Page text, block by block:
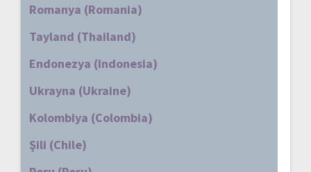
Romanya (Romania)
Tayland (Thailand)
Endonezya (Indonesia)
Ukrayna (Ukraine)
Kolombiya (Colombia)
Şili (Chile)